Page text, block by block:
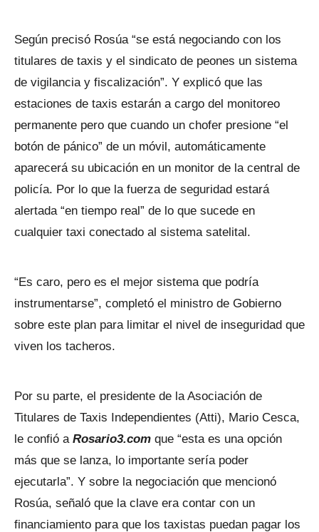
Según precisó Rosúa “se está negociando con los
titulares de taxis y el sindicato de peones un sistema
de vigilancia y fiscalización”. Y explicó que las
estaciones de taxis estarán a cargo del monitoreo
permanente pero que cuando un chofer presione “el
botón de pánico” de un móvil, automáticamente
aparecerá su ubicación en un monitor de la central de
policía. Por lo que la fuerza de seguridad estará
alertada “en tiempo real” de lo que sucede en
cualquier taxi conectado al sistema satelital.
“Es caro, pero es el mejor sistema que podría
instrumentarse”, completó el ministro de Gobierno
sobre este plan para limitar el nivel de inseguridad que
viven los tacheros.
Por su parte, el presidente de la Asociación de
Titulares de Taxis Independientes (Atti), Mario Cesca,
le confió a Rosario3.com que “esta es una opción
más que se lanza, lo importante sería poder
ejecutarla”. Y sobre la negociación que mencionó
Rosúa, señaló que la clave era contar con un
financiamiento para que los taxistas puedan pagar los